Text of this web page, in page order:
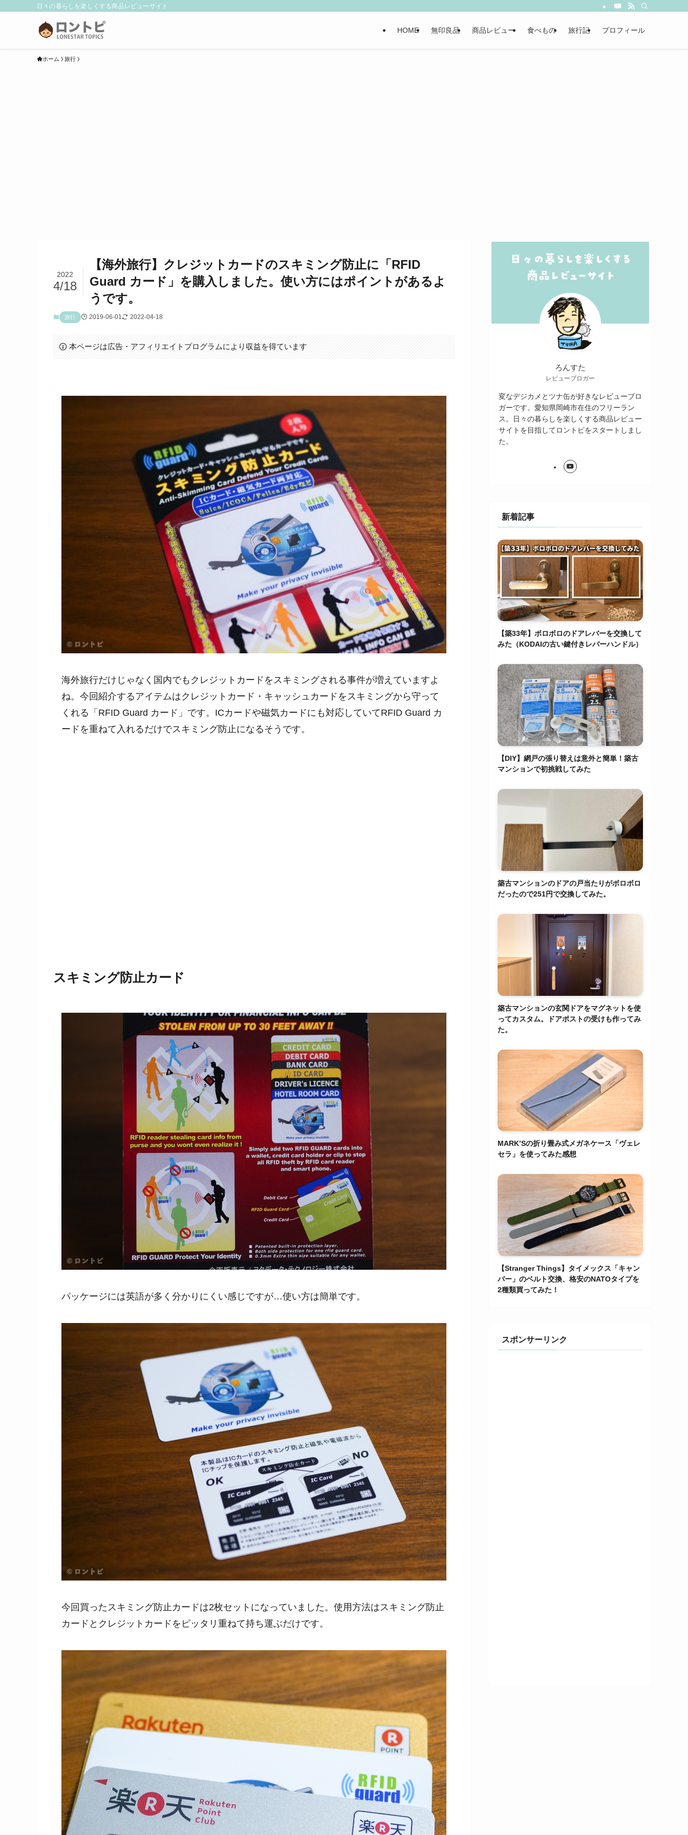
日々の暮らしを楽しくする商品レビューサイト
HOME 無印良品 商品レビュー 食べもの 旅行記 プロフィール
ホーム 旅行
【海外旅行】クレジットカードのスキミング防止に「RFID
Guard カード」を購入しました。使い方にはポイントがあるよ
うです。
2022
4/18
旅行 2019-06-01 2022-04-18
本ページは広告・アフィリエイトプログラムにより収益を得ています
海外旅行だけじゃなく国内でもクレジットカードをスキミングされる事件が増えていますよ
ね。今回紹介するアイテムはクレジットカード・キャッシュカードをスキミングから守って
くれる「RFID Guard カード」 です。ICカードや磁気カードにも対応していてRFID Guard カ
ードを重ねて入れるだけでスキミング防止になるそうです。
スキミング防止カード
パッケージには英語が多く分かりにくい感じですが…使い方は簡単です。
今回買ったスキミング防止カードは2枚セットになっていました。使用方法はスキミング防止
カードとクレジットカードをピッタリ重ねて持ち運ぶだけです。
ろんすた
レビューブロガー
変なデジカメとツナ缶が好きなレビューブロ
ガーです。愛知県岡崎市在住のフリーラン
ス。日々の暮らしを楽しくする商品レビュー
サイトを目指してロントピをスタートしまし
た。
新着記事
【築33年】ボロボロのドアレバーを交換して
みた（KODAIの古い鍵付きレバーハンドル）
【DIY】網戸の張り替えは意外と簡単！築古
マンションで初挑戦してみた
築古マンションのドアの戸当たりがボロボロ
だったので251円で交換してみた。
築古マンションの玄関ドアをマグネットを使
ってカスタム。ドアポストの受けも作ってみ
た。
MARK’Sの折り畳み式メガネケース「ヴェレ
セラ」を使ってみた感想
【Stranger Things】タイメックス「キャン
パー」のベルト交換、格安のNATOタイプを
2種類買ってみた！
スポンサーリンク